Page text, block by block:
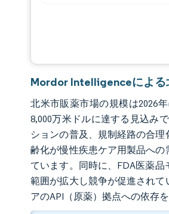
Mordor Intelligenceによる
北米市販薬市場の規模は2026
8,000万米ドルに達する見込み
ションの普及、規制経路の合
齢化が慢性疾患ケア用製品へ
ています。同時に、FDA医薬
範囲が拡大し競争が促進され
アのAPI（原薬）拠点への依存